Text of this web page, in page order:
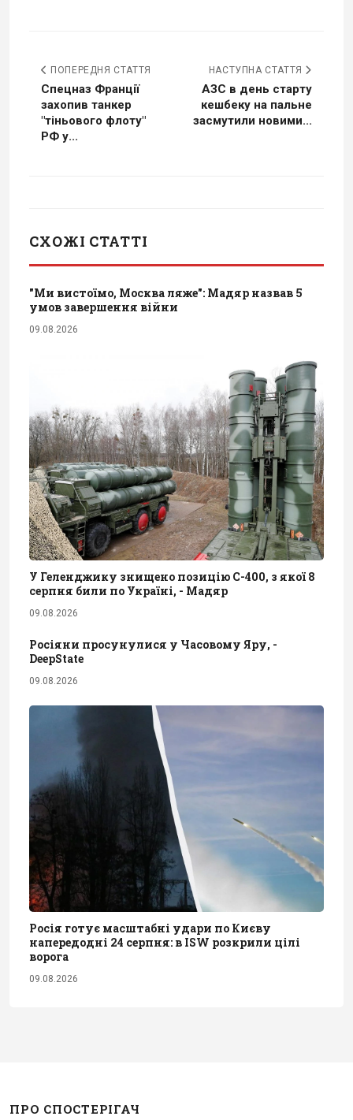
ПОПЕРЕДНЯ СТАТТЯ
Спецназ Франції
захопив танкер
"тіньового флоту"
РФ у...
НАСТУПНА СТАТТЯ
АЗС в день старту
кешбеку на пальне
засмутили новими...
СХОЖІ СТАТТІ
"Ми вистоїмо, Москва ляже": Мадяр назвав 5
умов завершення війни
09.08.2026
У Геленджику знищено позицію С-400, з якої 8
серпня били по Україні, - Мадяр
09.08.2026
Росіяни просунулися у Часовому Яру, -
DeepState
09.08.2026
Росія готує масштабні удари по Києву
напередодні 24 серпня: в ISW розкрили цілі
ворога
09.08.2026
ПРО СПОСТЕРІГАЧ